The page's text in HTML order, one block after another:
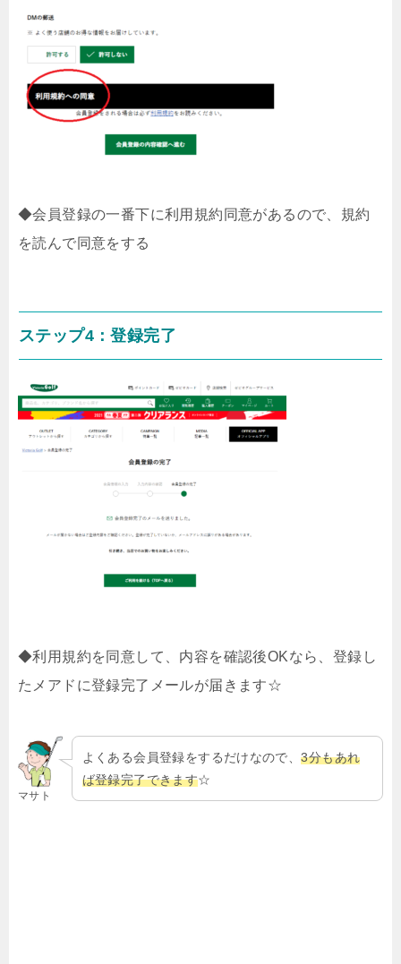
◆会員登録の一番下に利用規約同意があるので、規約
を読んで同意をする
ステップ4：登録完了
◆利用規約を同意して、内容を確認後OKなら、登録し
たメアドに登録完了メールが届きます☆
マサト
よくある会員登録をするだけなので、3分もあれ
ば登録完了できます☆